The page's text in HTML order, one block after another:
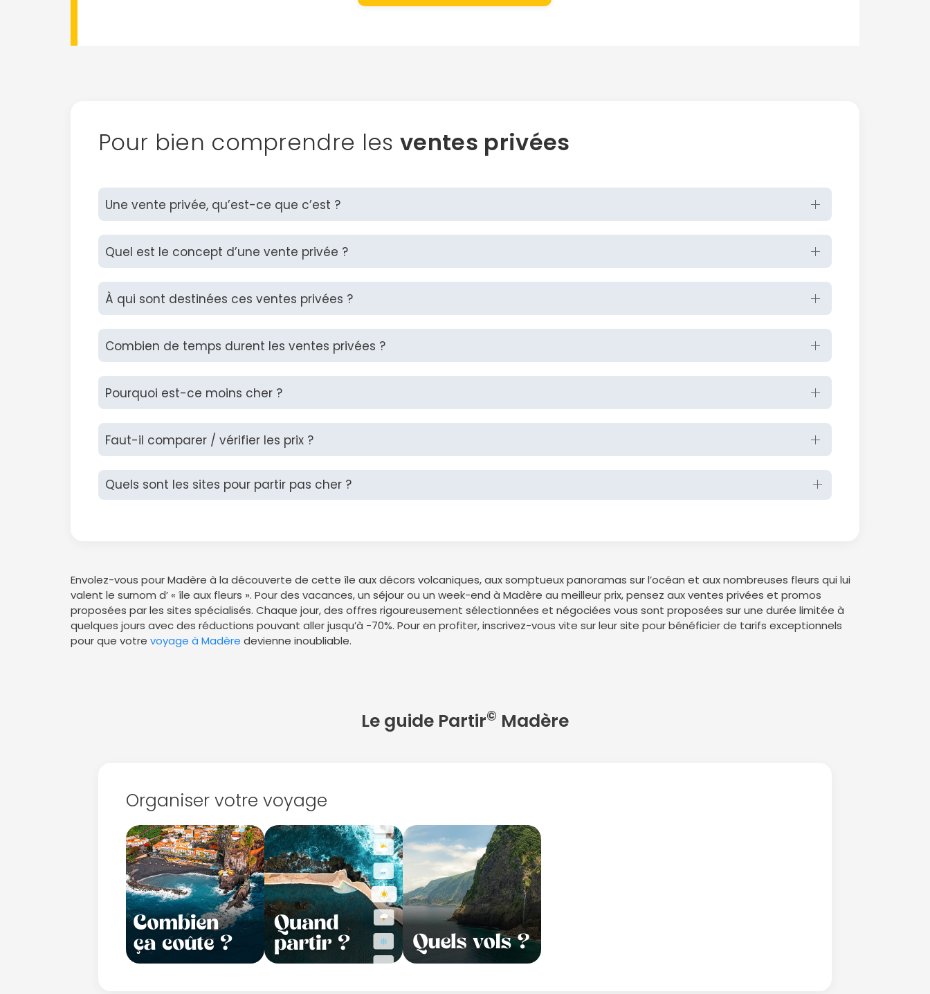
Pour bien comprendre les ventes privées
Une vente privée, qu’est-ce que c’est ?
Quel est le concept d’une vente privée ?
À qui sont destinées ces ventes privées ?
Combien de temps durent les ventes privées ?
Pourquoi est-ce moins cher ?
Faut-il comparer / vérifier les prix ?
Quels sont les sites pour partir pas cher ?
Envolez-vous pour Madère à la découverte de cette île aux décors volcaniques, aux somptueux panoramas sur l’océan et aux nombreuses fleurs qui lui
valent le surnom d’ « île aux fleurs ». Pour des vacances, un séjour ou un week-end à Madère au meilleur prix, pensez aux ventes privées et promos
proposées par les sites spécialisés. Chaque jour, des offres rigoureusement sélectionnées et négociées vous sont proposées sur une durée limitée à
quelques jours avec des réductions pouvant aller jusqu’à -70%. Pour en profiter, inscrivez-vous vite sur leur site pour bénéficier de tarifs exceptionnels
pour que votre voyage à Madère devienne inoubliable.
Le guide Partir© Madère
Organiser votre voyage